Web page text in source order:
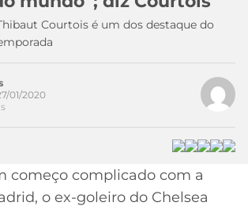
Courtois é um dos destaque do
01/2020
começo complicado com a
o ex-goleiro do Chelsea